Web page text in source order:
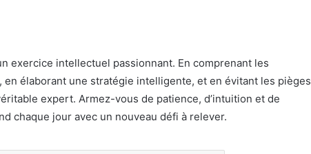
exercice intellectuel passionnant. En comprenant les
en élaborant une stratégie intelligente, et en évitant les pièges
expert. Armez-vous de patience, d’intuition et de
chaque jour avec un nouveau défi à relever.